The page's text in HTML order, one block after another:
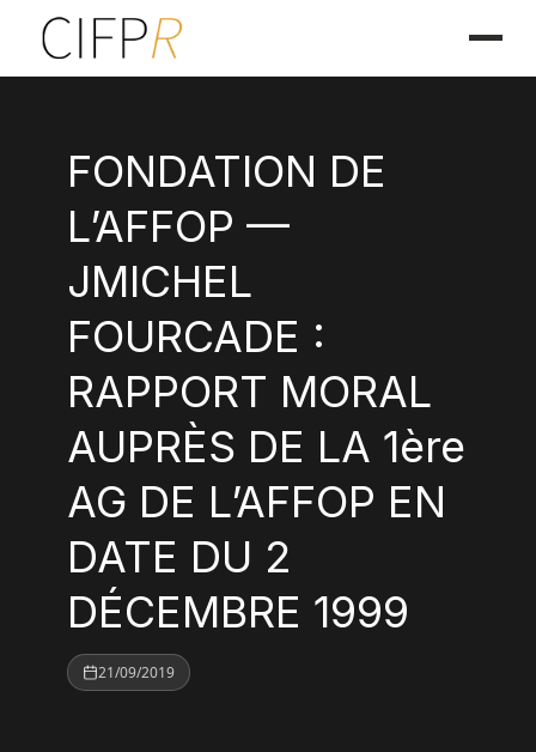
FONDATION DE
L’AFFOP —
JMICHEL
FOURCADE :
RAPPORT MORAL
AUPRÈS DE LA 1ère
AG DE L’AFFOP EN
DATE DU 2
DÉCEMBRE 1999
21/09/2019